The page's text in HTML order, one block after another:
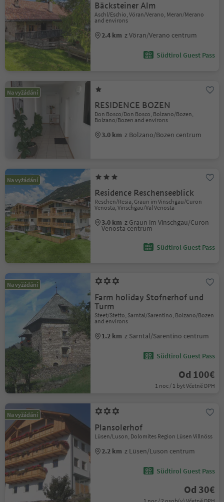
Bäcksteiner Alm
Aschl/Eschio, Vöran/Verano, Meran/Merano
and environs
2.4 km z Vöran/Verano centrum
Südtirol Guest Pass
Na vyžádání
RESIDENCE BOZEN
Don Bosco/Don Bosco, Bolzano/Bozen,
Bolzano/Bozen and environs
3.0 km z Bolzano/Bozen centrum
Na vyžádání
Residence Reschenseeblick
Reschen/Resia, Graun im Vinschgau/Curon
Venosta, Vinschgau/Val Venosta
3.0 km z Graun im Vinschgau/Curon
Venosta centrum
Südtirol Guest Pass
Na vyžádání
Farm holiday Stofnerhof und
Turm
Steet/Stetto, Sarntal/Sarentino, Bolzano/Bozen
and environs
1.2 km z Sarntal/Sarentino centrum
Südtirol Guest Pass
Od 100€
1 noc / 1 byt Včetně DPH
Na vyžádání
Plansolerhof
Lüsen/Luson, Dolomites Region Lüsen Villnöss
2.2 km z Lüsen/Luson centrum
Südtirol Guest Pass
Od 30€